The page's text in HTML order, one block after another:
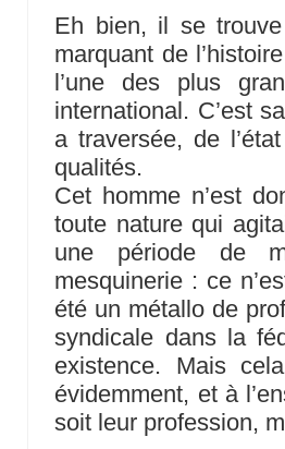
Eh bien, il se
marquant de
l’une des plus
international. C’est
a traversée, de
qualités.
Cet homme n’est
toute nature qui
une période de
mesquinerie : ce
été un métallo de
syndicale dans la
existence. Mais
évidemment, et à
soit leur profession,